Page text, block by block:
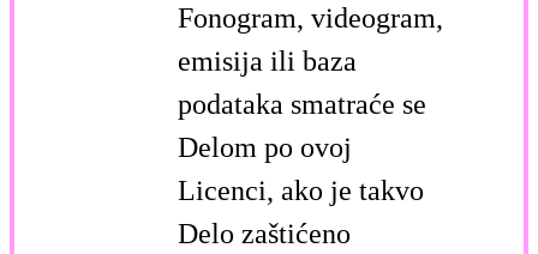
Fonogram, videogram,
emisija ili baza
podataka smatraće se
Delom po ovoj
Licenci, ako je takvo
Delo zaštićeno